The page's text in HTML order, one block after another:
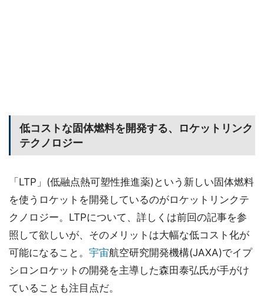
低コストな固体燃料を開発する、ロケットリンク
テクノロジー
「LTP」(低融点熱可塑性推進薬)という新しい固体燃料
を使うロケットを開発しているのがロケットリンクテ
クノロジー。LTPについて、詳しくは前回の記事を参
照して欲しいが、そのメリットは大幅な低コスト化が
可能になること。 宇宙航空研究開発機構(JAXA)でイプ
シロンロケットの開発を主導した森田泰弘氏が手がけ
ていることも注目点だ。